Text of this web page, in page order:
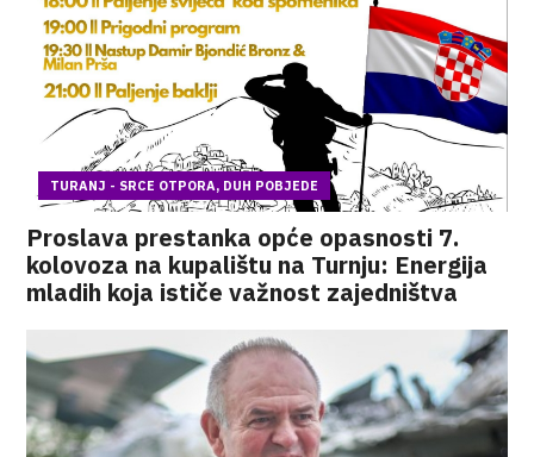
TURANJ - SRCE OTPORA, DUH POBJEDE
Proslava prestanka opće opasnosti 7.
kolovoza na kupalištu na Turnju: Energija
mladih koja ističe važnost zajedništva